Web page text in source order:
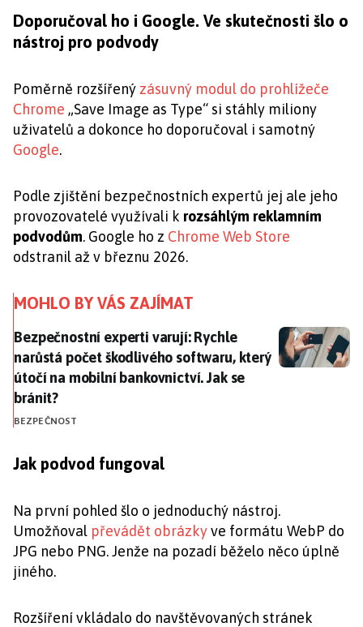
Doporučoval ho i Google. Ve skutečnosti šlo o
nástroj pro podvody
Poměrně rozšířený zásuvný modul do prohlížeče
Chrome „Save Image as Type“ si stáhly miliony
uživatelů a dokonce ho doporučoval i samotný
Google.
Podle zjištění bezpečnostních expertů jej ale jeho
provozovatelé využívali k rozsáhlým reklamním
podvodům. Google ho z Chrome Web Store
odstranil až v březnu 2026.
MOHLO BY VÁS ZAJÍMAT
Bezpečnostní experti varují: Rychle narůstá počet
Bezpečnostní experti varují: Rychle
narůstá počet škodlivého softwaru, který
útočí na mobilní bankovnictví. Jak se
bránit?
BEZPEČNOST
Jak podvod fungoval
Na první pohled šlo o jednoduchý nástroj.
Umožňoval převádět obrázkyve formátu WebP do
JPG nebo PNG. Jenže na pozadí běželo něco úplně
jiného.
Rozšíření vkládalo do navštěvovaných stránek